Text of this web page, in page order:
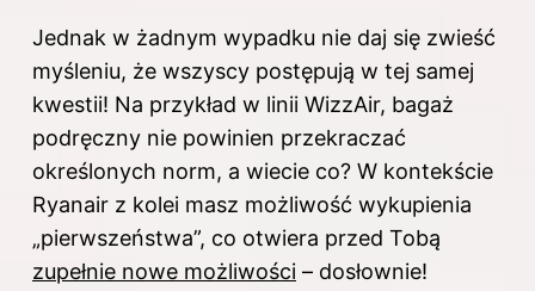
Jednak w żadnym wypadku nie daj się zwieść
myśleniu, że wszyscy postępują w tej samej
kwestii! Na przykład w linii WizzAir, bagaż
podręczny nie powinien przekraczać
określonych norm, a wiecie co? W kontekście
Ryanair z kolei masz możliwość wykupienia
„pierwszeństwa”, co otwiera przed Tobą
zupełnie nowe możliwości – dosłownie!